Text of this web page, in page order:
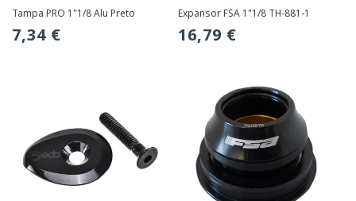
Tampa PRO 1"1/8 Alu Preto
Preço
7,34 €
Expansor FSA 1"1/8 TH-881-1
Preço
16,79 €